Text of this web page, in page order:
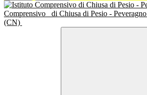
Comprensivo
di Chiusa di Pesio - Peveragno
(CN)